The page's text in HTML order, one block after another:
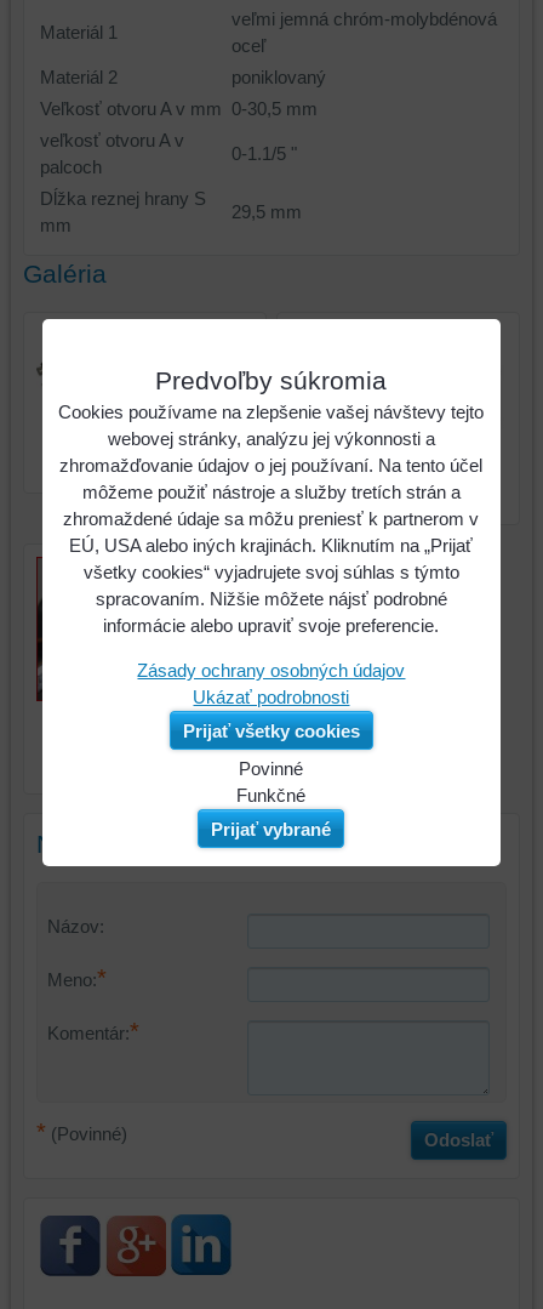
Materiál 1
veľmi jemná chróm-molybdénová
oceľ
Materiál 2
poniklovaný
Veľkosť otvoru A v mm 0-30,5 mm
veľkosť otvoru A v
palcoch
0-1.1/5 "
Dĺžka reznej hrany S
mm
29,5 mm
Galéria
Kliešte na uvoľňovanie
svoriek pre potrubia,
30,5mm
Kliešte na uvoľňovanie
svoriek pre potrubia,
30,5mm
Kliešte na uvoľňovanie
svoriek pre potrubia,
Nový komentár
Názov:
Meno:*
Komentár:*
* (Povinné) Odoslať
Predvoľby súkromia
Cookies používame na zlepšenie vašej návštevy tejto
webovej stránky, analýzu jej výkonnosti a
zhromažďovanie údajov o jej používaní. Na tento účel
môžeme použiť nástroje a služby tretích strán a
zhromaždené údaje sa môžu preniesť k partnerom v
EÚ, USA alebo iných krajinách. Kliknutím na „Prijať
všetky cookies“ vyjadrujete svoj súhlas s týmto
spracovaním. Nižšie môžete nájsť podrobné
informácie alebo upraviť svoje preferencie.
Zásady ochrany osobných údajov
Ukázať podrobnosti
Prijať všetky cookies
Povinné
na
zariadení
cookie
na
relácie
a
dosiahnutie
Funkčné
vašom
(súbory
a
sme
doplnkové
funkcie,
ktoré
Prijať vybrané